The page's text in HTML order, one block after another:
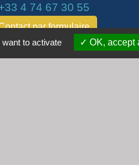
4 74 67 30 55
par formulaire
Horaires
to activate OK, accept